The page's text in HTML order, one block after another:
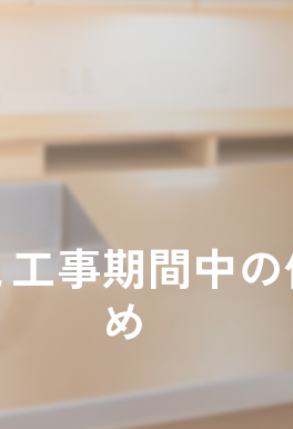
事期間中
め